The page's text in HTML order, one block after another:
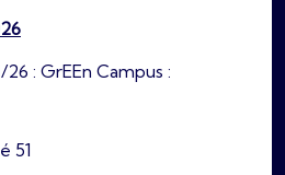
: GrEEn Campus :
51